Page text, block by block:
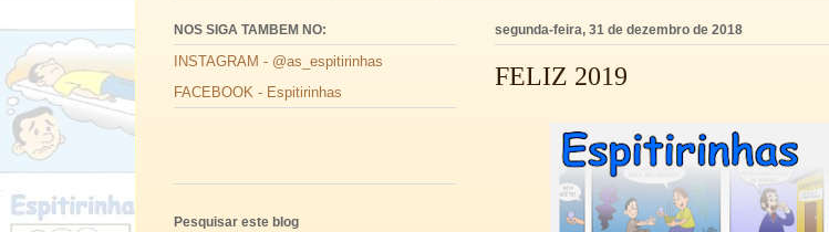
segunda-feira, 31 de dezembro de 2018
FELIZ 2019
NOS SIGA TAMBEM NO:
INSTAGRAM - @as_espitirinhas
FACEBOOK - Espitirinhas
Pesquisar este blog